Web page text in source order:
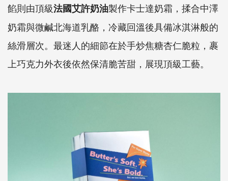
餡則由頂級法國艾許奶油製作卡士達奶霜，揉合中澤
奶霜與微鹹北海道乳酪，冷藏回溫後具備冰淇淋般的
絲滑層次。最迷人的細節在於手炒焦糖杏仁脆粒，裹
上巧克力外衣後依然保清脆苦甜，展現頂級工藝。